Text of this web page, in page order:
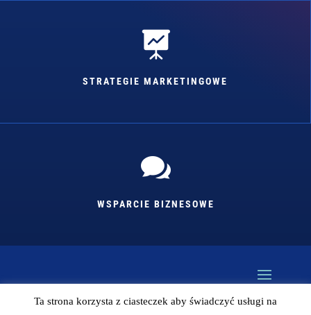

STRATEGIE MARKETINGOWE

WSPARCIE BIZNESOWE
Ta strona korzysta z ciasteczek aby świadczyć usługi na